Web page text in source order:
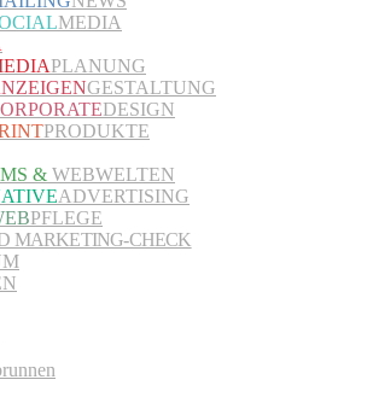
MEDIA
PLANUNG
GESTALTUNG
DESIGN
PRODUKTE
& WEBWELTEN
ADVERTISING
PFLEGE
MARKETING-CHECK